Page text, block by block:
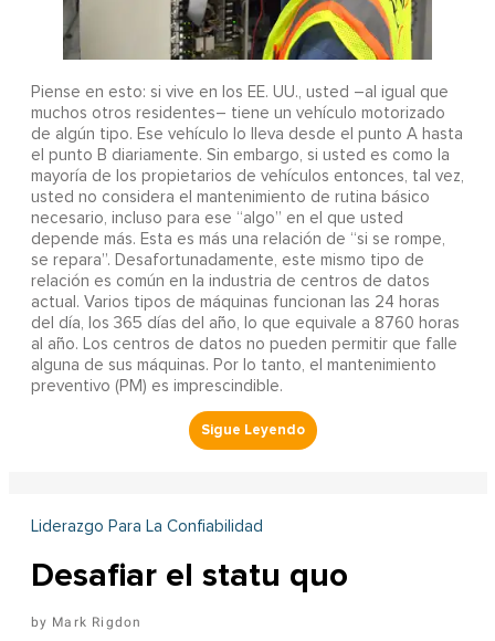
Piense en esto: si vive en los EE. UU., usted –al igual que
muchos otros residentes– tiene un vehículo motorizado
de algún tipo. Ese vehículo lo lleva desde el punto A hasta
el punto B diariamente. Sin embargo, si usted es como la
mayoría de los propietarios de vehículos entonces, tal vez,
usted no considera el mantenimiento de rutina básico
necesario, incluso para ese “algo” en el que usted
depende más. Esta es más una relación de “si se rompe,
se repara”. Desafortunadamente, este mismo tipo de
relación es común en la industria de centros de datos
actual. Varios tipos de máquinas funcionan las 24 horas
del día, los 365 días del año, lo que equivale a 8760 horas
al año. Los centros de datos no pueden permitir que falle
alguna de sus máquinas. Por lo tanto, el mantenimiento
preventivo (PM) es imprescindible.
Liderazgo Para La Confiabilidad
Desafiar el statu quo
Mark Rigdon